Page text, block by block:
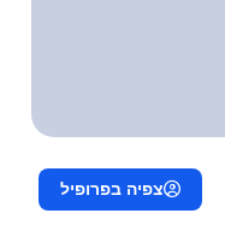
צפיה בפרופיל